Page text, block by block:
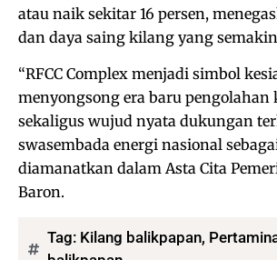
atau naik sekitar 16 persen,
dan daya saing kilang yang
“RFCC Complex menjadi simbol
menyongsong era baru
sekaligus wujud nyata dukungan
swasembada energi nasional
diamanatkan dalam Asta Cita
Baron.
Tag: Kilang balikpapan,